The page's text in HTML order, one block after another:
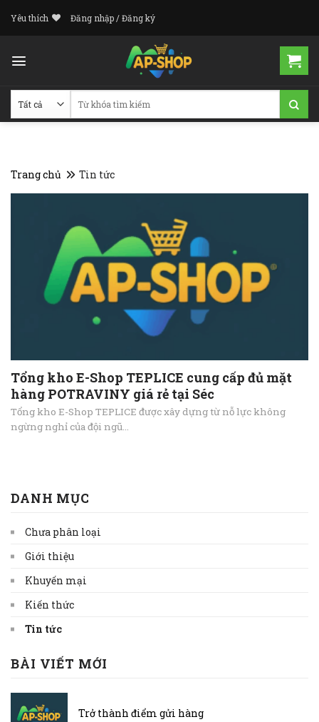
Yêu thích Đăng nhập / Đăng ký
DANH MỤC
Chưa phân loại
Giới thiệu
Khuyến mại
Kiến thức
Tin tức
BÀI VIẾT MỚI
Trở thành điểm gửi hàng
Trang chủ Tin tức
Tổng kho E-Shop TEPLICE cung cấp đủ mặt
hàng POTRAVINY giá rẻ tại Séc
Tổng kho E-Shop TEPLICE được xây dựng từ nỗ lực không
ngừng nghỉ của đội ngũ...